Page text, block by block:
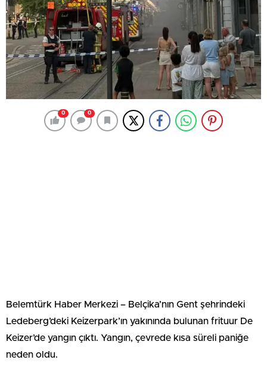
0 0
Belemtürk Haber Merkezi – Belçika’nın Gent şehrindeki
Ledeberg’deki Keizerpark’ın yakınında bulunan frituur De
Keizer’de yangın çıktı. Yangın, çevrede kısa süreli paniğe
neden oldu.